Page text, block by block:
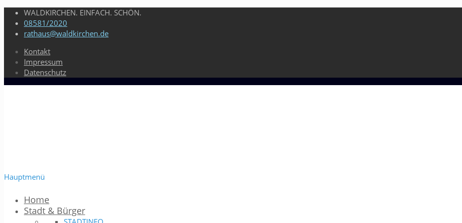
WALDKIRCHEN. EINFACH. SCHÖN.
08581/2020
rathaus@waldkirchen.de
Kontakt
Impressum
Datenschutz
Hauptmenü
Home
Stadt & Bürger